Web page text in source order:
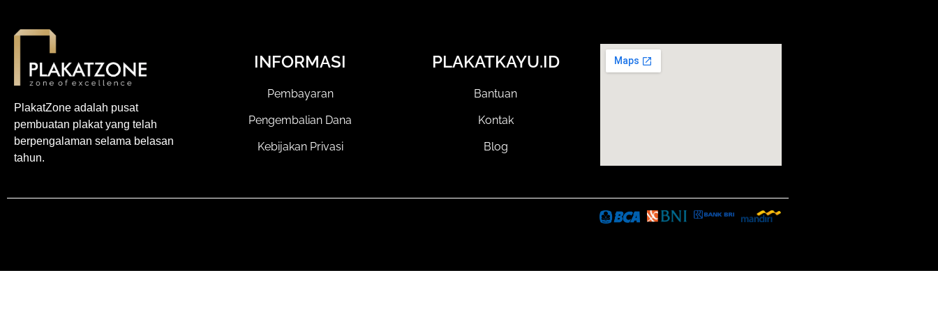
PlakatZone adalah pusat
pembuatan plakat yang telah
berpengalaman selama belasan
tahun.
INFORMASI
Pembayaran
Pengembalian Dana
Kebijakan Privasi
PLAKATKAYU.ID
Bantuan
Kontak
Blog